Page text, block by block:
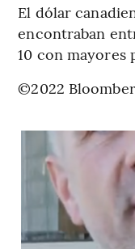
El dólar
encontraban
10 con mayores
©2022